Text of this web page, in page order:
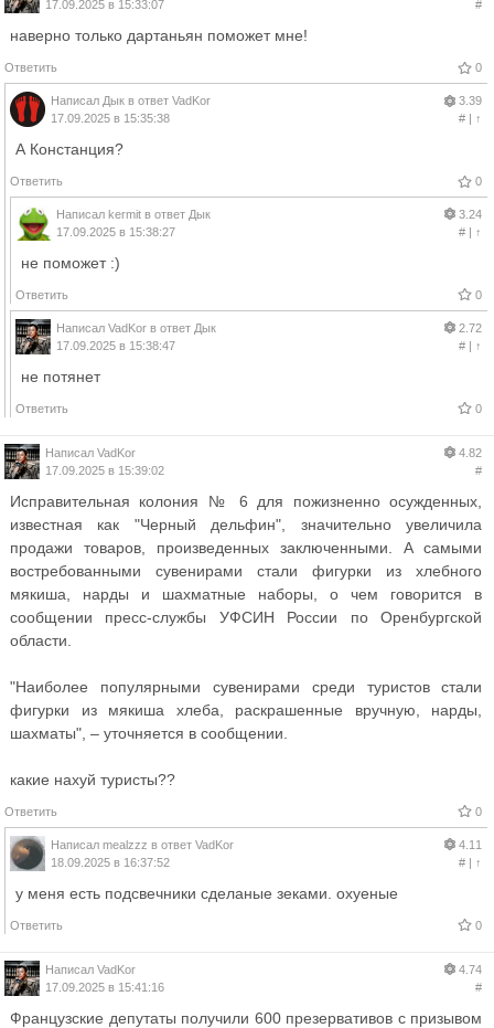
17.09.2025 в 15:33:07 #
наверно только дартаньян поможет мне!
Ответить 0
Написал Дык в ответ VadKor
17.09.2025 в 15:35:38
3.39
#| ↑
А Констанция?
Ответить 0
Написал kermit в ответ Дык
17.09.2025 в 15:38:27
3.24
#| ↑
не поможет :)
Ответить 0
Написал VadKor в ответ Дык
17.09.2025 в 15:38:47
2.72
#| ↑
не потянет
Ответить 0
Написал VadKor
17.09.2025 в 15:39:02
4.82
#
Исправительная колония № 6 для пожизненно осужденных,
известная как "Черный дельфин", значительно увеличила
продажи товаров, произведенных заключенными. А самыми
востребованными сувенирами стали фигурки из хлебного
мякиша, нарды и шахматные наборы, о чем говорится в
сообщении пресс-службы УФСИН России по Оренбургской
области.
"Наиболее популярными сувенирами среди туристов стали
фигурки из мякиша хлеба, раскрашенные вручную, нарды,
шахматы", – уточняется в сообщении.
какие нахуй туристы??
Ответить 0
Написал mealzzz в ответ VadKor
18.09.2025 в 16:37:52
4.11
#| ↑
у меня есть подсвечники сделаные зеками. охуеные
Ответить 0
Написал VadKor
17.09.2025 в 15:41:16
4.74
#
Французские депутаты получили 600 презервативов с призывом